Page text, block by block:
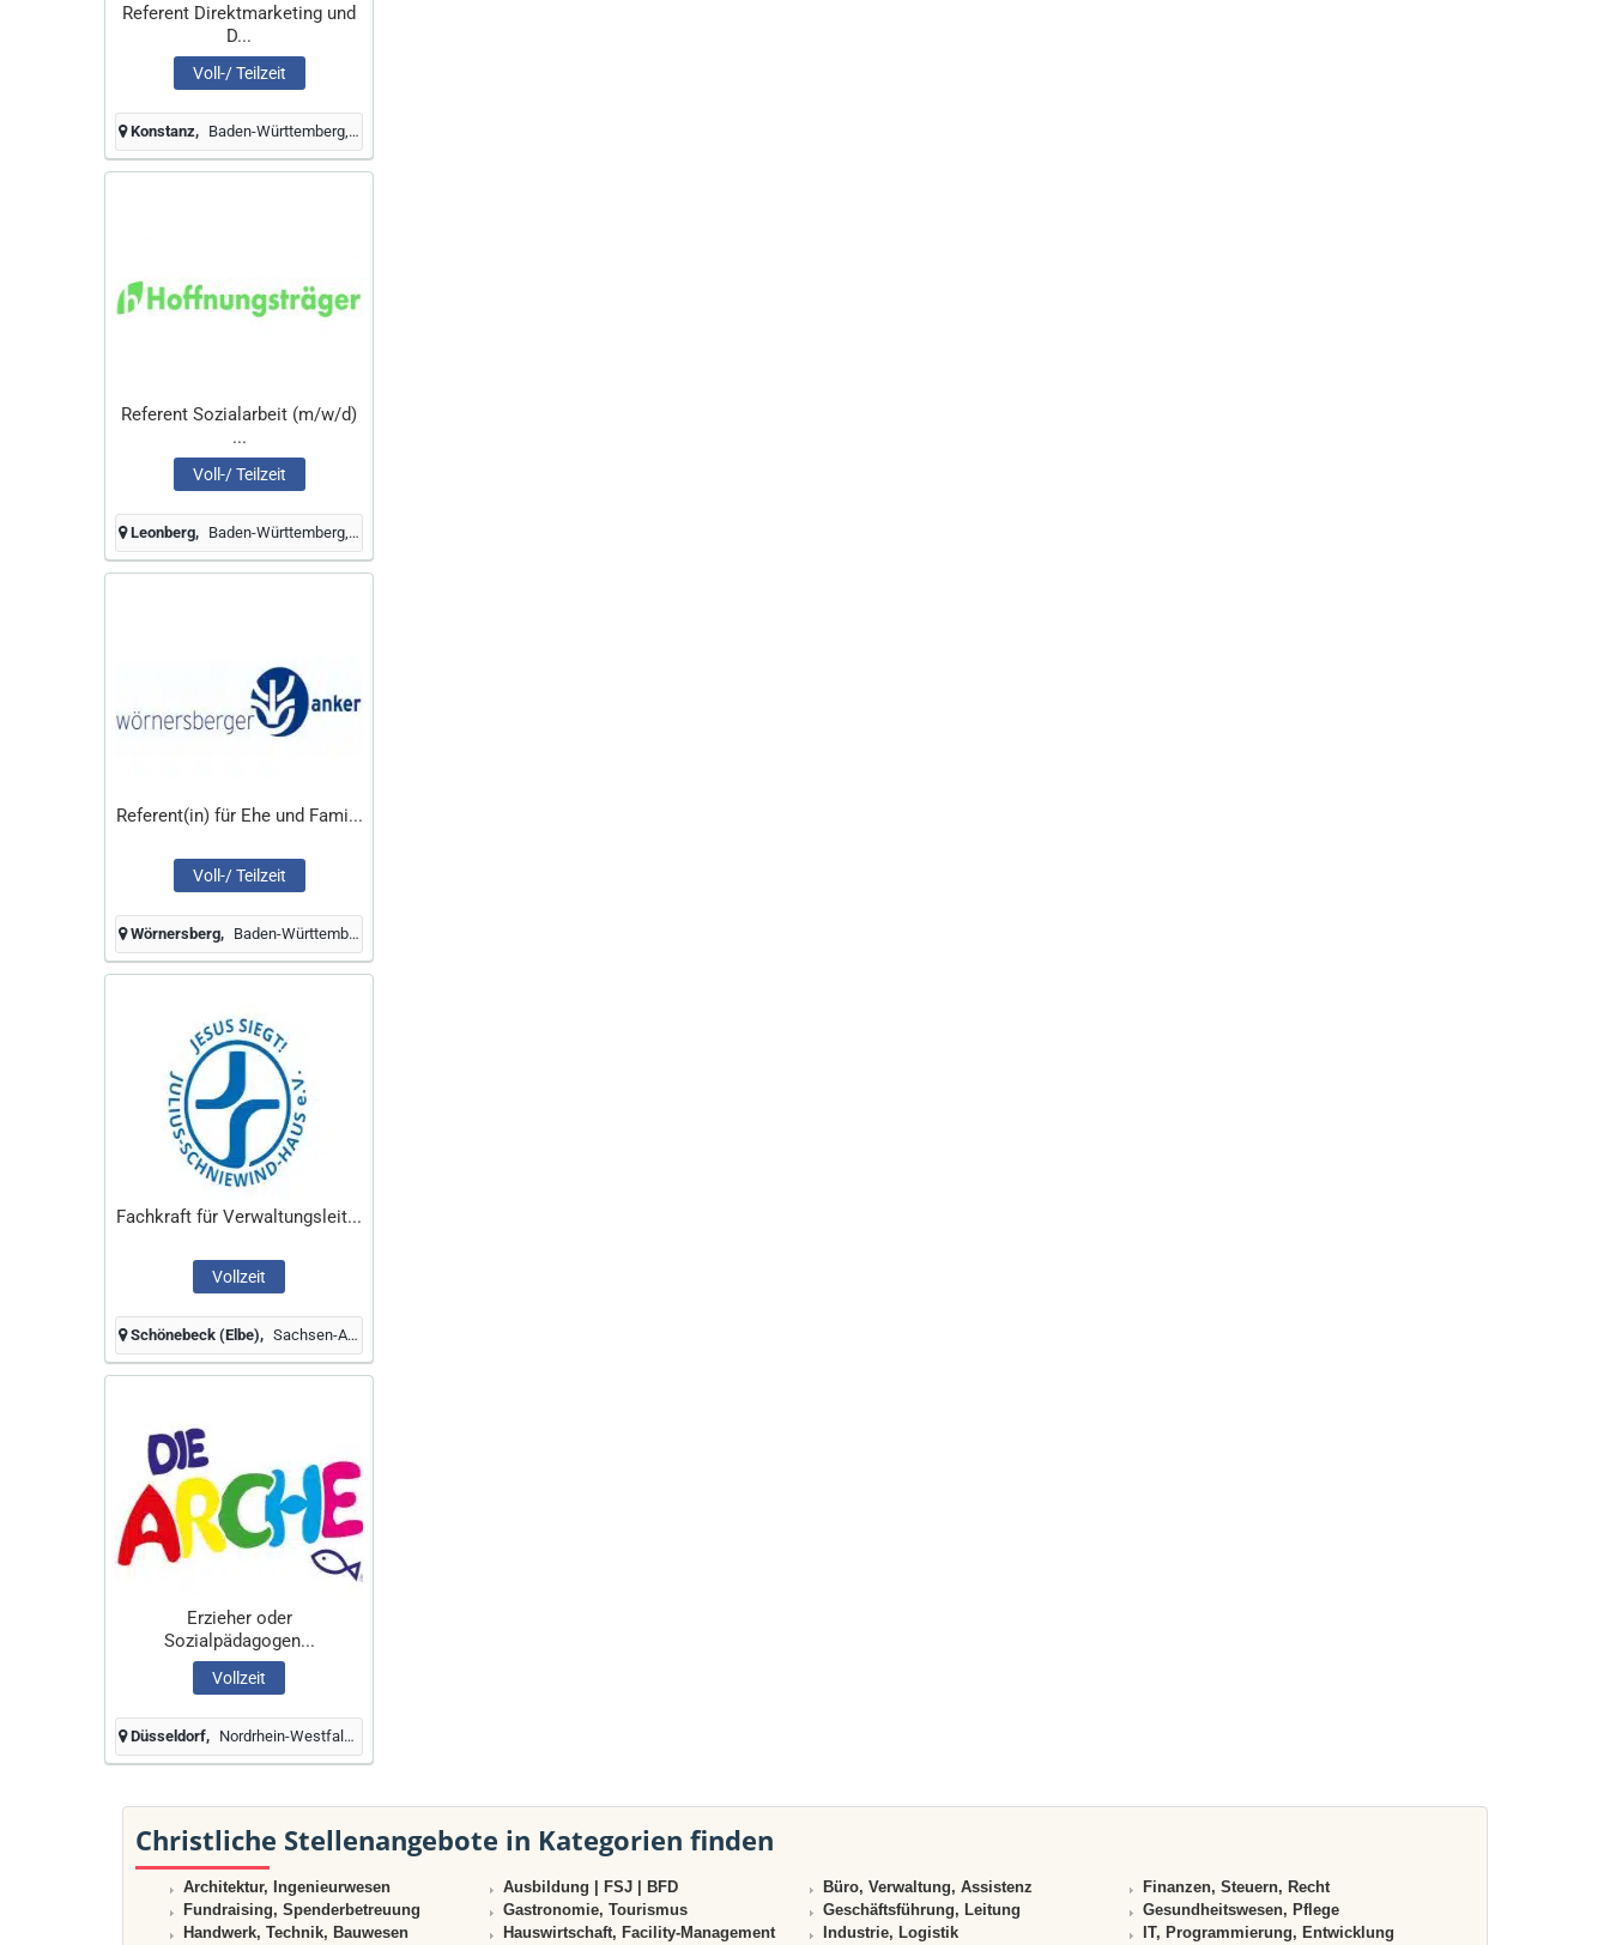
Referent Direktmarketing und
D...
Voll-/ Teilzeit
Konstanz Baden-Württemberg, Deutschland
Referent Sozialarbeit (m/w/d)
...
Voll-/ Teilzeit
Leonberg Baden-Württemberg, Deutschland
Referent(in) für Ehe und Fami...
Voll-/ Teilzeit
Wörnersberg Baden-Württemberg, Deutschland
Fachkraft für Verwaltungsleit...
Vollzeit
Schönebeck (Elbe) Sachsen-Anhalt, Deutschland
Erzieher oder
Sozialpädagogen...
Vollzeit
Düsseldorf Nordrhein-Westfalen, Deutschland
Christliche Stellenangebote in Kategorien finden
Architektur, Ingenieurwesen Ausbildung | FSJ | BFD Büro, Verwaltung, Assistenz
Finanzen, Steuern, Recht
Fundraising, Spenderbetreuung
Gastronomie, Tourismus Geschäftsführung, Leitung
Gesundheitswesen, Pflege
Handwerk, Technik, Bauwesen
Hauswirtschaft, Facility-Management Industrie, Logistik
IT, Programmierung, Entwicklung